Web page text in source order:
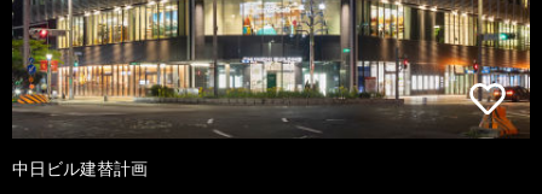
中日ビル建替計画